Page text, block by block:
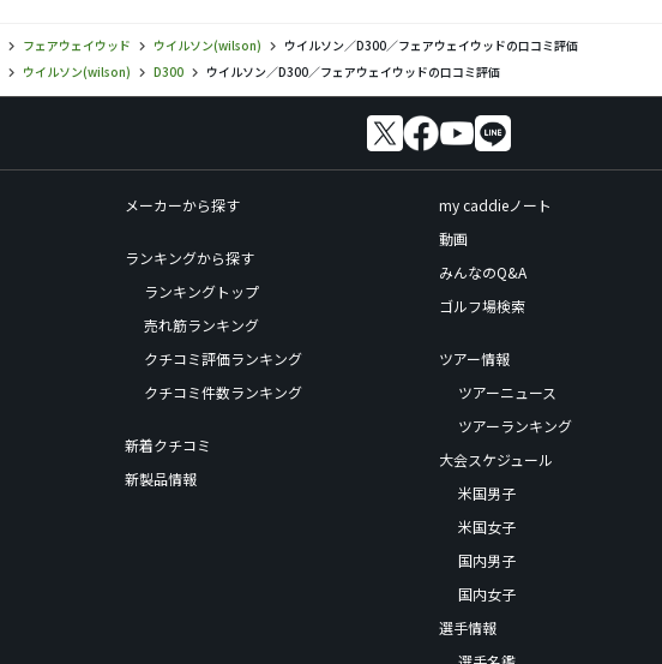
フェアウェイウッド ウイルソン(wilson)
ウイルソン／D300／フェアウェイウッドの口コミ評価
ウイルソン(wilson) D300 ウイルソン／D300／フェアウェイウッドの口コミ評価
メーカーから探す
ランキングから探す
ランキングトップ
売れ筋ランキング
クチコミ評価ランキング
クチコミ件数ランキング
新着クチコミ
新製品情報
my caddieノート
動画
みんなのQ&A
ゴルフ場検索
ツアー情報
ツアーニュース
ツアーランキング
大会スケジュール
米国男子
米国女子
国内男子
国内女子
選手情報